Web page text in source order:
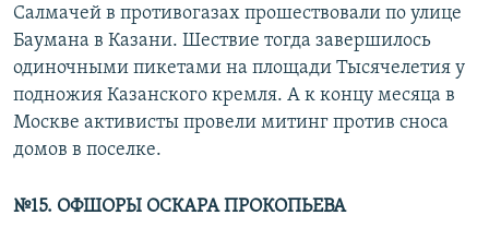
Салмачей в противогазах прошествовали по улице
Баумана в Казани. Шествие тогда завершилось
одиночными пикетами на площади Тысячелетия у
подножия Казанского кремля. А к концу месяца в
Москве активисты провели митинг против сноса
домов в поселке.
№15. ОФШОРЫ ОСКАРА ПРОКОПЬЕВА